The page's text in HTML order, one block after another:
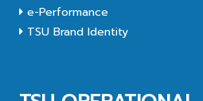
e-Performance
TSU Brand Identity